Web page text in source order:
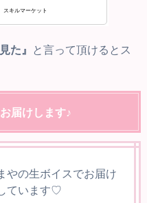
た』
と言って頂けるとス
届けします♪
やの生ボイスでお届け
ています♡